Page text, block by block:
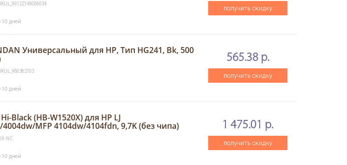
10 дней
получить скидку
Универсальный для HP, Тип HG241, Bk, 500
10 дней
565.38 р.
получить скидку
Black (HB-W1520X) для HP LJ
MFP 4104dw/4104fdn, 9,7K (без чипа)
NC
10 дней
1 475.01 р.
получить скидку